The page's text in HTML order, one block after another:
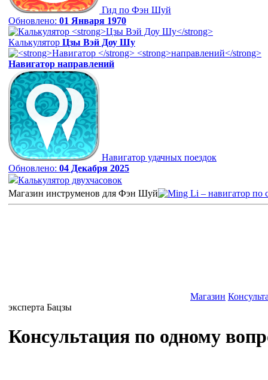
Гид по Фэн Шуй
Обновлено: 01 Января 1970
Калькулятор Цзы Вэй Доу Шу
Навигатор направлений
Навигатор удачных поездок
Обновлено: 04 Декабря 2025
Калькулятор двухчасовок
Магазин инструменов для Фэн Шуй
Магазин
эксперта Бацзы
Консультация по одному